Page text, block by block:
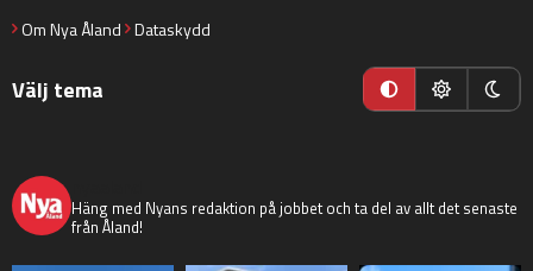
Om Nya Åland Dataskydd
Välj tema
Häng med Nyans redaktion på jobbet och ta del av allt det senaste
från Åland!